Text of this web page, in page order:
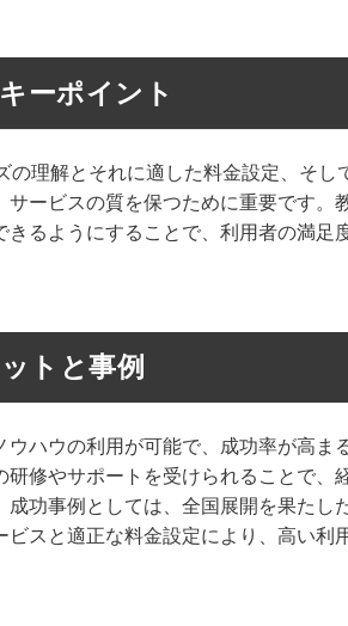
ーポイント
理解とそれに適した料金設定、そし
ービスの質を保つために重要です。
るようにすることで、利用者の満足
トと事例
ハウの利用が可能で、成功率が高ま
修やサポートを受けられることで、
功事例としては、全国展開を果たし
スと適正な料金設定により、高い利